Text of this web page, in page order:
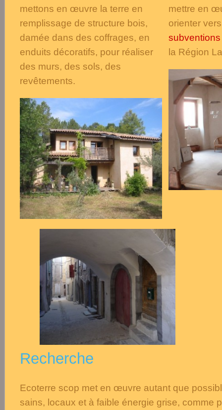
mettons en œuvre la terre en
remplissage de structure bois,
damée dans des coffrages, en
enduits décoratifs, pour réaliser
des murs, des sols, des
revêtements.
mettre en
orienter
la Région
Recherche
Ecoterre scop met en œuvre autant que
sains, locaux et à faible énergie grise, comme